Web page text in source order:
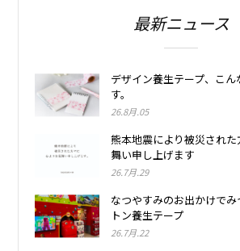
最新ニュース
デザイン養生テープ、こん
す。
26.8月.05
熊本地震により被災され
舞い申し上げます
26.7月.29
なつやすみのお出かけで
トン養生テープ
26.7月.22